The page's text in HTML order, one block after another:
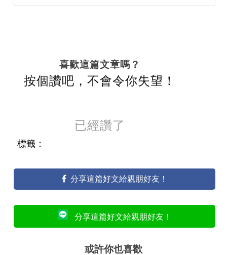
喜歡這篇文章嗎？
按個讚吧，不會令你失望！
已經讚了
標籤：
分享這篇好文給親朋好友！
分享這篇好文給親朋好友！
或許你也喜歡